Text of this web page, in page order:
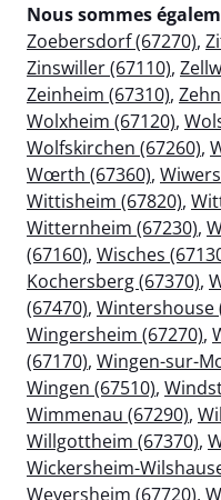
Nous sommes
Zoebersdorf (67270),
Zinswiller (67110),
Zeinheim (67310),
Wolxheim (67120),
Wolfskirchen (67260),
Wœrth (67360),
Wittisheim (67820),
Witternheim (67230),
(67160), Wisches
Kochersberg (67370),
(67470), Wintershouse
Wingersheim (67270),
(67170), Wingen-sur-
Wingen (67510),
Wimmenau (67290),
Willgottheim (67370),
Wickersheim-
Weyersheim (67720),